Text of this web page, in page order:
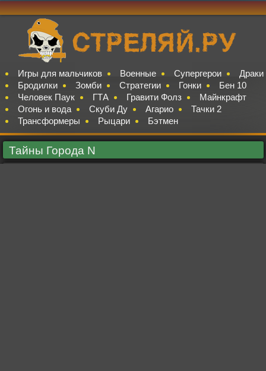
Игры для мальчиков Военные Супергерои
Драки
Бродилки
Зомби Стратегии Гонки
Бен 10
Человек Паук
ГТА Гравити Фолз
Майнкрафт
Огонь и вода
Скуби Ду Агарио
Тачки 2
Трансформеры
Рыцари Бэтмен
Тайны Города N